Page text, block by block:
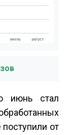
июнь стал
от